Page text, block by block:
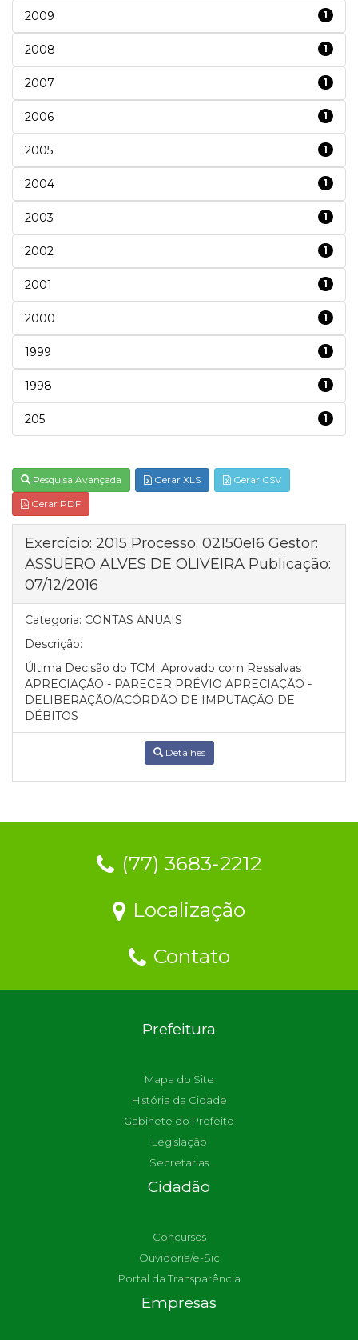
2009 1
2008 1
2007 1
2006 1
2005 1
2004 1
2003 1
2002 1
2001 1
2000 1
1999 1
1998 1
205 1
Pesquisa Avançada Gerar XLS
Gerar CSV
Gerar PDF
Exercício: 2015 Processo: 02150e16 Gestor:
ASSUERO ALVES DE OLIVEIRA Publicação:
07/12/2016
Categoria: CONTAS ANUAIS
Descrição:
Última Decisão do TCM: Aprovado com Ressalvas
APRECIAÇÃO - PARECER PRÉVIO APRECIAÇÃO -
DELIBERAÇÃO/ACÓRDÃO DE IMPUTAÇÃO DE
DÉBITOS
Detalhes
(77) 3683-2212
Localização
Contato
Prefeitura
Mapa do Site
História da Cidade
Gabinete do Prefeito
Legislação
Secretarias
Cidadão
Concursos
Ouvidoria/e-Sic
Portal da Transparência
Empresas